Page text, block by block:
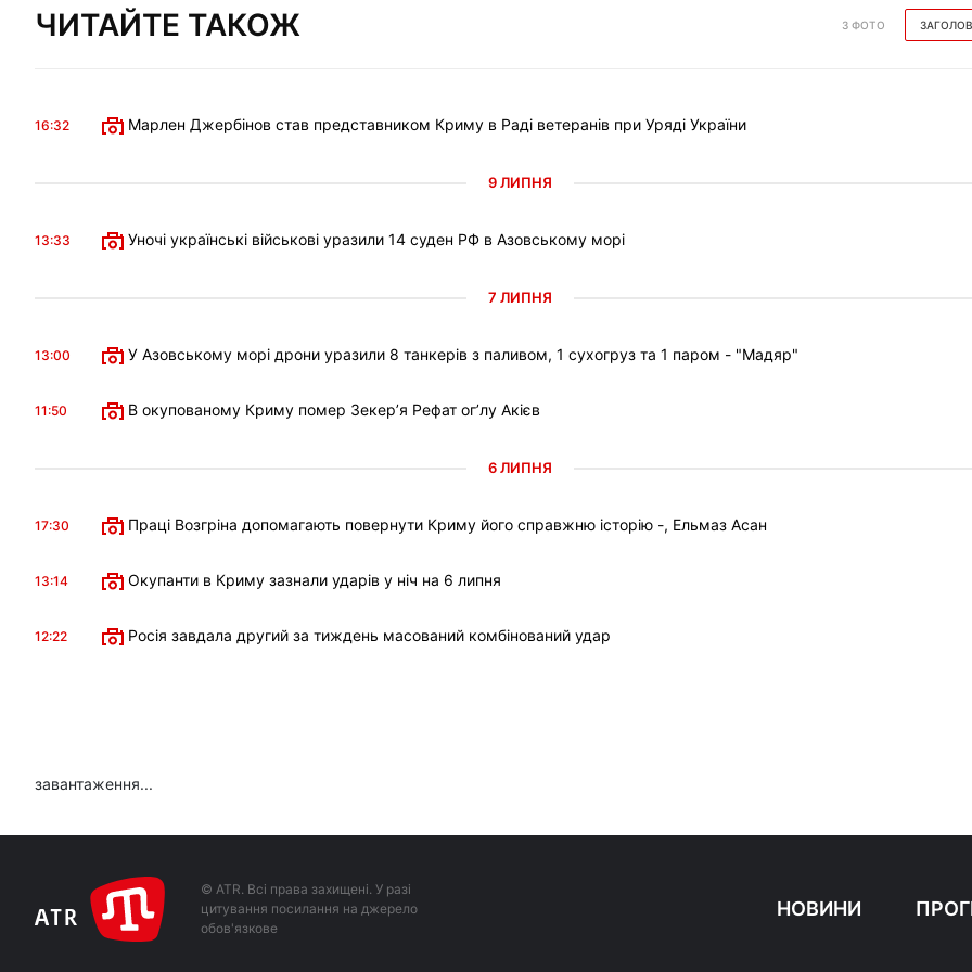
ЧИТАЙТЕ ТАКОЖ З ФОТО
16:32 Марлен Джербінов став представником Криму в Раді ветеранів при Уряді України
9 ЛИПНЯ
13:33 Уночі українські військові уразили 14 суден РФ в Азовському морі
7 ЛИПНЯ
13:00 У Азовському морі дрони уразили 8 танкерів з паливом, 1 сухогруз та 1 паром - "Мадяр"
11:50 В окупованому Криму помер Зекерʼя Рефат огʼлу Акієв
6 ЛИПНЯ
17:30 Праці Возгріна допомагають повернути Криму його справжню історію -, Ельмаз Асан
13:14 Окупанти в Криму зазнали ударів у ніч на 6 липня
12:22 Росія завдала другий за тиждень масований комбінований удар
завантаження...
© ATR. Всі права захищені. У разі
цитування посилання на джерело
обов'язкове
НОВИНИ